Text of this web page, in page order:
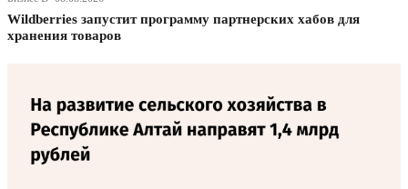
Wildberries запустит программу партнерских хабов для
хранения товаров